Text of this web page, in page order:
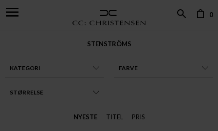
0
STENSTRÖMS
KATEGORI FARVE
STØRRELSE
NYESTE TITEL PRIS